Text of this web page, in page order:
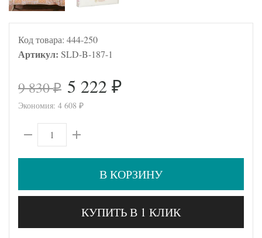
Код товара: 444-250
Артикул: SLD-B-187-1
9 830₽ 5 222 ₽
Экономия: 4 608 ₽
В КОРЗИНУ
КУПИТЬ В 1 КЛИК